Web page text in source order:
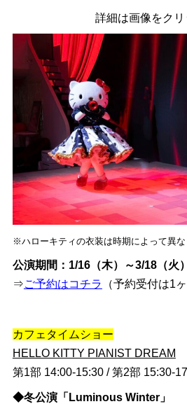
詳細は画像をク
※ハローキティの衣装は時期によって異な
公演期間：1/16（木）～3/18（火）
⇒ご予約はコチラ （予約受付は1
カフェタイムショー
HELLO KITTY PIANIST DREAM
第1部 14:00-15:30 / 第2部 15:30-
◆冬公演「Luminous Winter」